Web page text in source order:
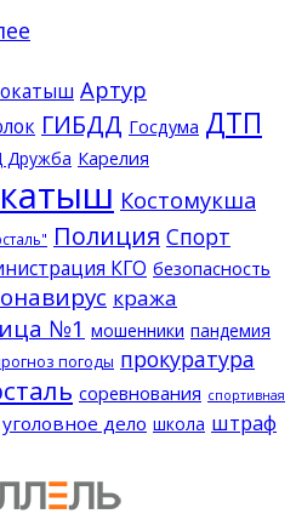
Артур
ГИБДД Госдума ДТП
Дружба Карелия
Костомукша
Полиция Спорт
КГО безопасность
кража
№1 мошенники пандемия
погоды прокуратура
соревнования спортивная
уголовное дело школа штраф